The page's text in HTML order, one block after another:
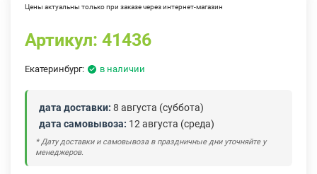
Цены актуальны только при заказе через интернет-магазин
Артикул: 41436
Екатеринбург: в наличии
дата доставки: 8 августа (суббота)
дата самовывоза: 12 августа (среда)
* Дату доставки и самовывоза в праздничные дни уточняйте у
менеджеров.